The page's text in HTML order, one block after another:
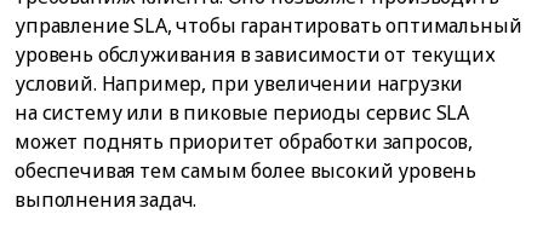
управление SLA, чтобы гарантировать оптимальный
уровень обслуживания в зависимости от текущих
условий. Например, при увеличении нагрузки
на систему или в пиковые периоды сервис SLA
может поднять приоритет обработки запросов,
обеспечивая тем самым более высокий уровень
выполнения задач.